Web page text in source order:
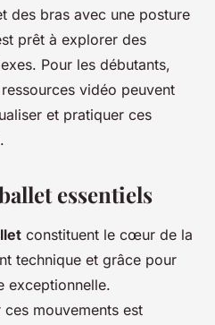
des bras avec une posture
prêt à explorer des
Pour les débutants,
vidéo peuvent
et pratiquer ces
essentiels
constituent le cœur de la
technique et grâce pour
exceptionnelle.
mouvements est